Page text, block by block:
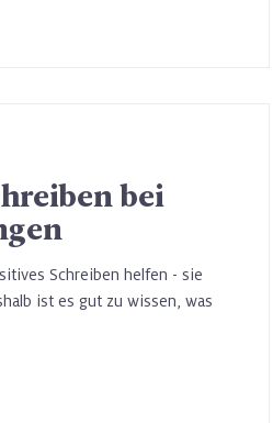
bei
Schreiben helfen - sie
ist es gut zu wissen, was